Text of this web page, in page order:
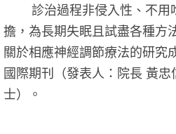
診治過程非侵入性、不用
擔，為長期失眠且試盡各種方
關於相應神經調節療法的研究
國際期刊（發表人：院長 黃
士）。